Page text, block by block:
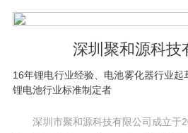
深圳聚和源科技
16年锂电行业经验、电池雾化器行业
锂电池行业标准制定者
深圳市聚和源科技有限公司成立于